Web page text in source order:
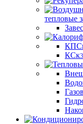
тепловые
КСк